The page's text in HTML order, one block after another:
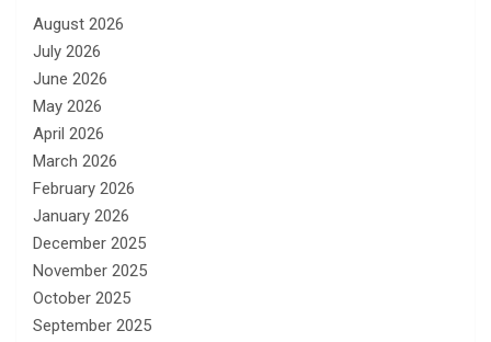
August 2026
July 2026
June 2026
May 2026
April 2026
March 2026
February 2026
January 2026
December 2025
November 2025
October 2025
September 2025